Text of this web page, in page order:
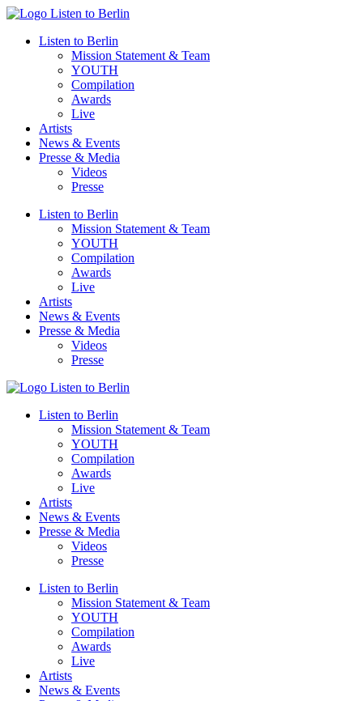
Zum
wechselnListen to Berlin
Mission Statement & Team
YOUTH
Compilation
Awards
Live
Artists
News & Events
Presse & Media
Videos
Presse
Listen to Berlin
Mission Statement & Team
YOUTH
Compilation
Awards
Live
Artists
News & Events
Presse & Media
Videos
Presse
Listen to Berlin
Mission Statement & Team
YOUTH
Compilation
Awards
Live
Artists
News & Events
Presse & Media
Videos
Presse
Listen to Berlin
Mission Statement & Team
YOUTH
Compilation
Awards
Live
Artists
News & Events